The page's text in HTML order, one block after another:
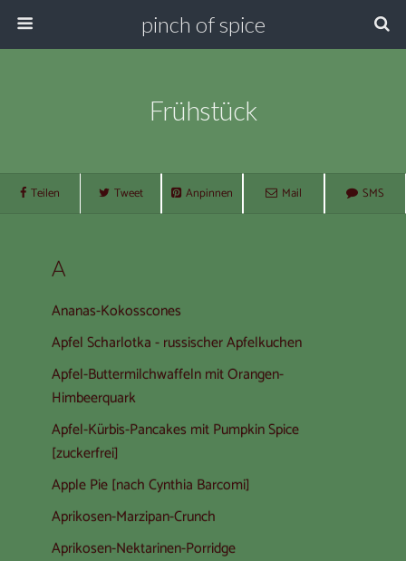
pinch of spice
Frühstück
Teilen Tweet Anpinnen Mail SMS
A
Ananas-Kokosscones
Apfel Scharlotka - russischer Apfelkuchen
Apfel-Buttermilchwaffeln mit Orangen-
Himbeerquark
Apfel-Kürbis-Pancakes mit Pumpkin Spice
[zuckerfrei]
Apple Pie [nach Cynthia Barcomi]
Aprikosen-Marzipan-Crunch
Aprikosen-Nektarinen-Porridge